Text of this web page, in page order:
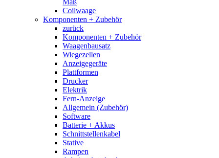
Maß
Coilwaage
Komponenten + Zubehör
zurück
Komponenten + Zubehör
Waagenbausatz
Wiegezellen
Anzeigegeräte
Plattformen
Drucker
Elektrik
Fern-Anzeige
Allgemein (Zubehör)
Software
Batterie + Akkus
Schnittstellenkabel
Stative
Rampen